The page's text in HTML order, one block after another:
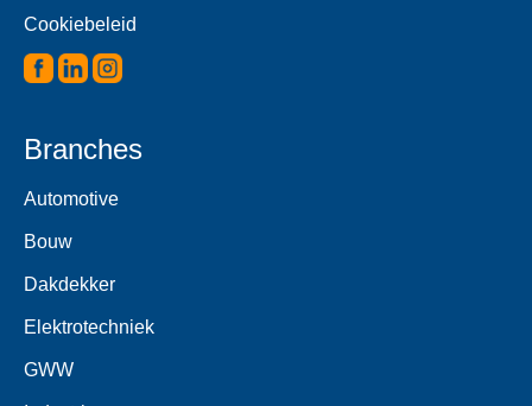
Cookiebeleid
Branches
Automotive
Bouw
Dakdekker
Elektrotechniek
GWW